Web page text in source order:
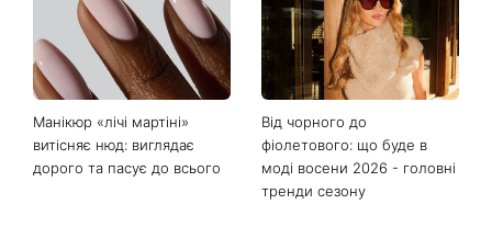
Грубич поділився
кумедними спогадами про
Пономарьова та показав
рідкісні архівні фото
Роман та ще двоє
іменинників - чому цього
дня не варто проходити
повз чужу біду